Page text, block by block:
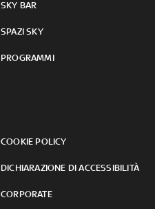
SKY BAR
SPAZI SKY
PROGRAMMI
COOKIE POLICY
DICHIARAZIONE DI ACCESSIBILITÀ
CORPORATE